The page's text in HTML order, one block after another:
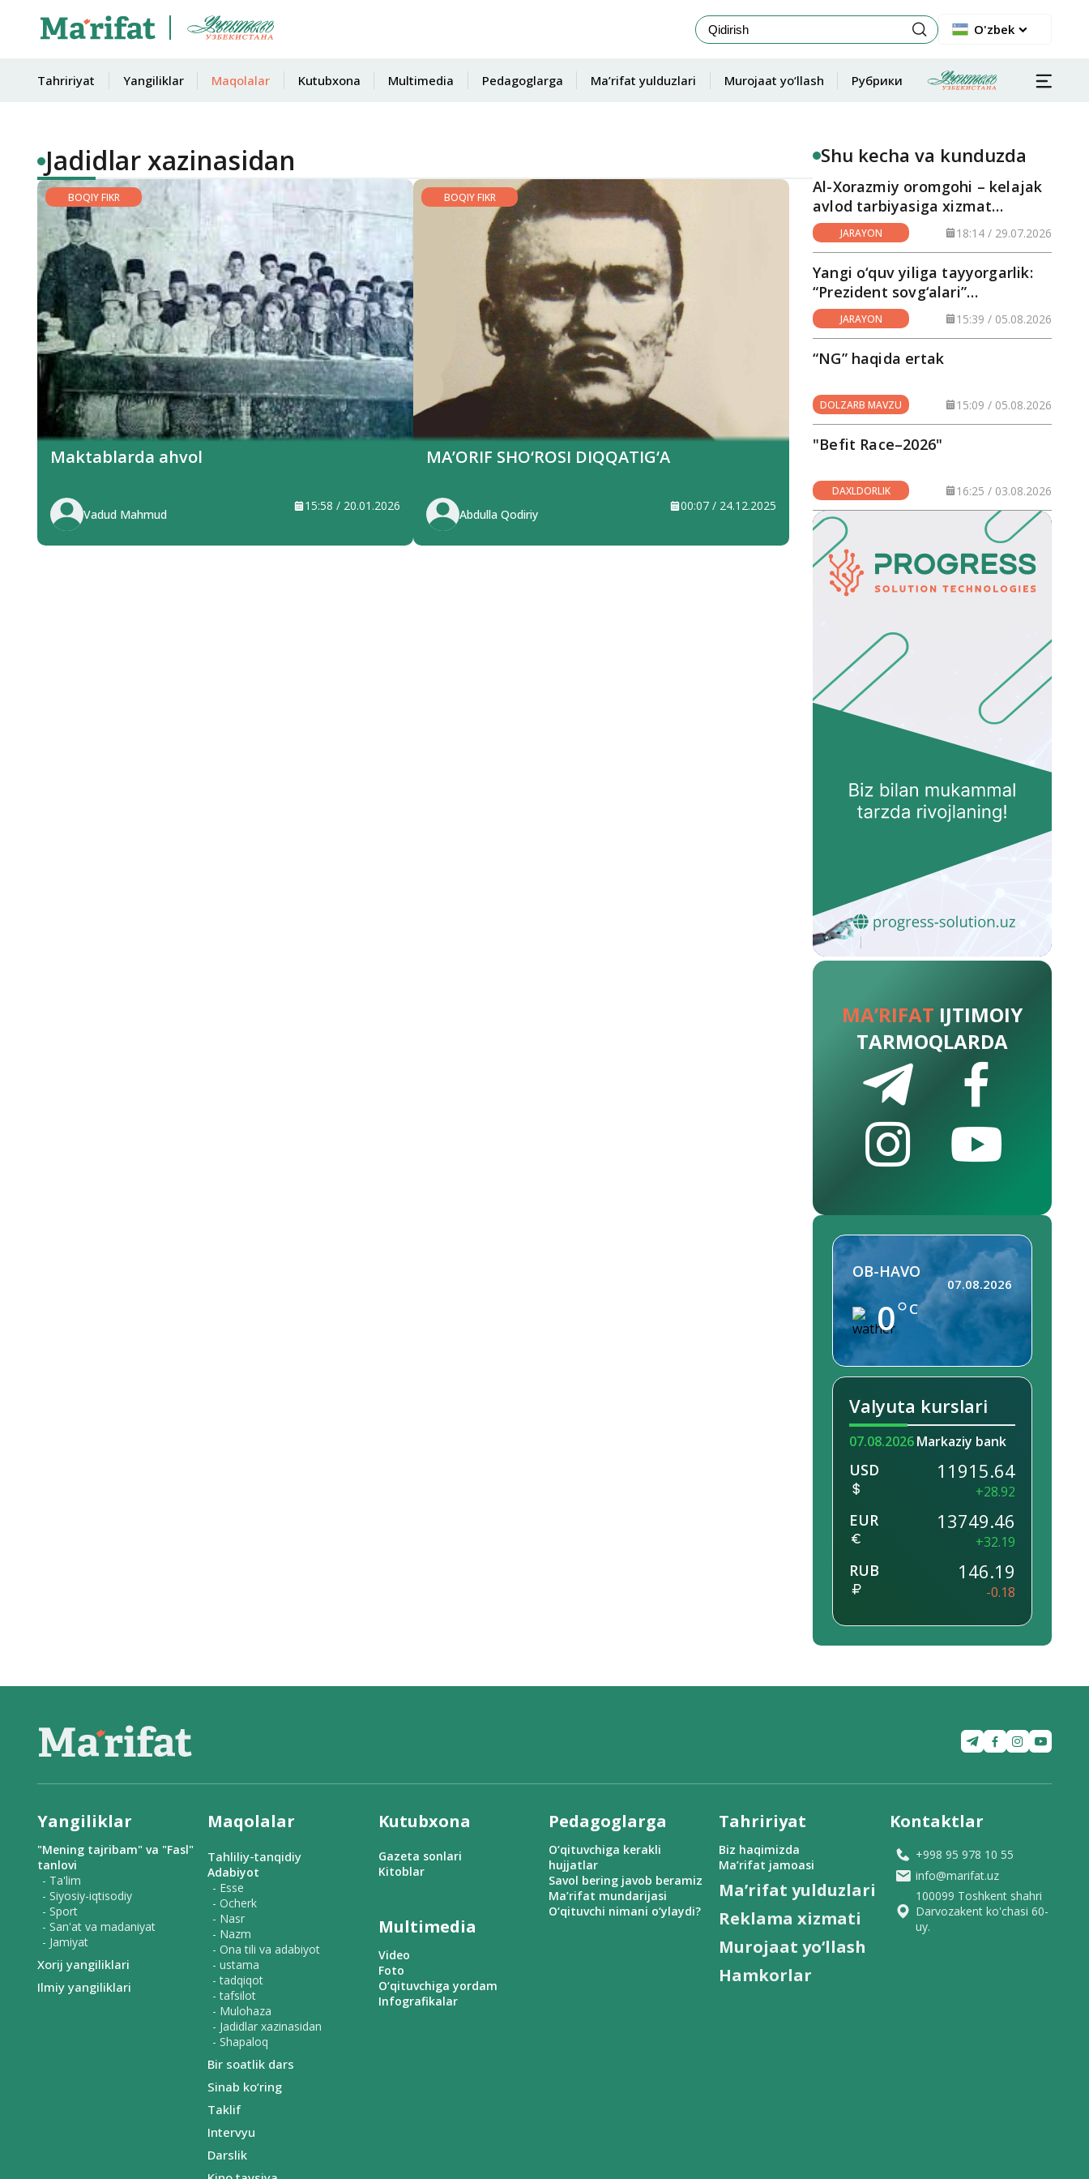
O'zbek
Tahririyat Yangiliklar Maqolalar Kutubxona Multimedia Pedagoglarga Ma’rifat yulduzlari Murojaat yo‘llash Рубрики
Jadidlar xazinasidan
BOQIY FIKR
Maktablarda ahvol
Vadud Mahmud
15:58 / 20.01.2026
BOQIY FIKR
MA’ORIF SHO‘ROSI DIQQATIG‘A
Abdulla Qodiriy
00:07 / 24.12.2025
Shu kecha va kunduzda
Al-Xorazmiy oromgohi – kelajak
avlod tarbiyasiga xizmat
qilayotgan maskan
JARAYON 18:14 / 29.07.2026
Yangi o‘quv yiliga tayyorgarlik:
“Prezident sovg‘alari”
hududlarga yetkazilmoqda
JARAYON 15:39 / 05.08.2026
“NG” haqida ertak
DOLZARB MAVZU 15:09 / 05.08.2026
"Befit Race–2026"
DAXLDORLIK 16:25 / 03.08.2026
MA’RIFAT IJTIMOIY
TARMOQLARDA
OB-HAVO
0 C
07.08.2026
Valyuta kurslari
07.08.2026Markaziy bank
USD 11915.64
+28.92
EUR 13749.46
+32.19
RUB 146.19
-0.18
Yangiliklar
"Mening tajribam" va "Fasl"
tanlovi
- Ta'lim
- Siyosiy-iqtisodiy
- Sport
- San'at va madaniyat
- Jamiyat
Xorij yangiliklari
Ilmiy yangiliklari
Maqolalar
Tahliliy-tanqidiy
Adabiyot
- Esse
- Ocherk
- Nasr
- Nazm
- Ona tili va adabiyot
- ustama
- tadqiqot
- tafsilot
- Mulohaza
- Jadidlar xazinasidan
- Shapaloq
Bir soatlik dars
Sinab ko‘ring
Taklif
Intervyu
Darslik
Kutubxona
Gazeta sonlari
Kitoblar
Multimedia
Video
Foto
O‘qituvchiga yordam
Infografikalar
Pedagoglarga
O‘qituvchiga kerakli
hujjatlar
Savol bering javob beramiz
Ma’rifat mundarijasi
O‘qituvchi nimani o‘ylaydi?
Tahririyat
Biz haqimizda
Ma’rifat jamoasi
Ma’rifat yulduzlari
Reklama xizmati
Murojaat yo‘llash
Hamkorlar
Kontaktlar
+998 95 978 10 55
info@marifat.uz
100099 Toshkent shahri
Darvozakent ko'chasi 60-
uy.